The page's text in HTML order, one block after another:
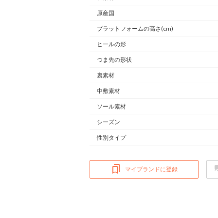
原産国
プラットフォームの高さ(cm)
ヒールの形
つま先の形状
裏素材
中敷素材
ソール素材
シーズン
性別タイプ
マイブランドに登録